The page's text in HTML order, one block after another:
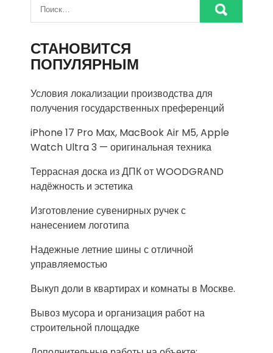
СТАНОВИТСЯ
ПОПУЛЯРНЫМ
Условия локализации производства для
получения государственных преференций
iPhone 17 Pro Max, MacBook Air M5, Apple
Watch Ultra 3 — оригинальная техника
Террасная доска из ДПК от WOODGRAND
надёжность и эстетика
Изготовление сувенирных ручек с
нанесением логотипа
Надежные летние шины с отличной
управляемостью
Выкуп доли в квартирах и комнаты в Москве.
Вывоз мусора и организация работ на
строительной площадке